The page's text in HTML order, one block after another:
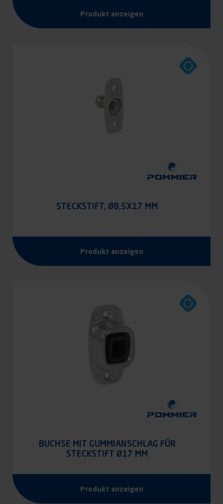
Produkt anzeigen
STECKSTIFT, Ø8,5X17 MM
Produkt anzeigen
BUCHSE MIT GUMMIANSCHLAG FÜR
STECKSTIFT Ø17 MM
Produkt anzeigen